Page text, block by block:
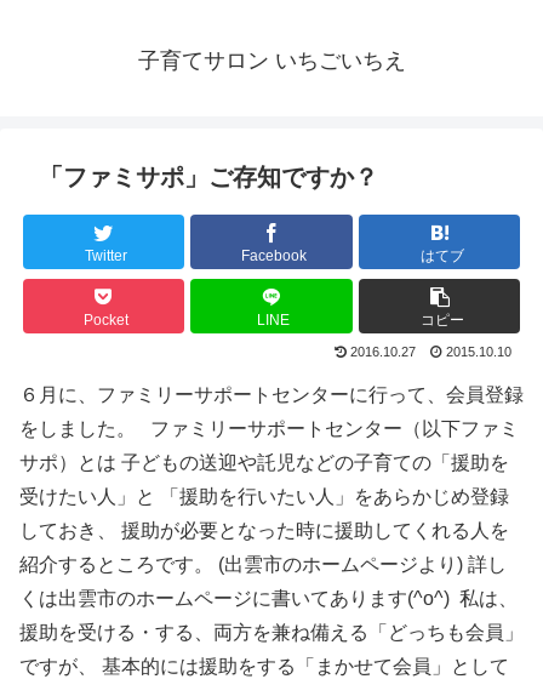
子育てサロン いちごいちえ
「ファミサポ」ご存知ですか？
Twitter Facebook はてブ
Pocket LINE コピー
2016.10.27 2015.10.10
６月に、ファミリーサポートセンターに行って、会員登録
をしました。
ファミリーサポートセンター（以下ファミ
サポ）とは 子どもの送迎や託児などの子育ての「援助を
受けたい人」と 「援助を行いたい人」をあらかじめ登録
しておき、 援助が必要となった時に援助してくれる人を
紹介するところです。 (出雲市のホームページより) 詳し
くは出雲市のホームページに書いてあります(^o^) 私は、
援助を受ける・する、両方を兼ね備える「どっちも会員」
ですが、 基本的には援助をする「まかせて会員」として